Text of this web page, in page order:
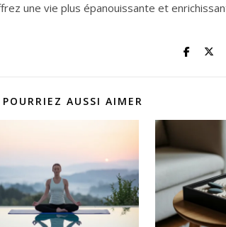
une vie plus épanouissante et
AUSSI AIMER